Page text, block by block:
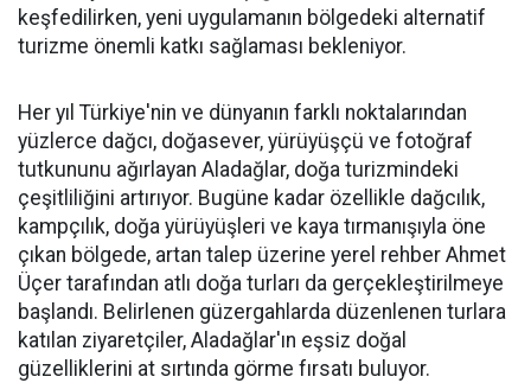
keşfedilirken, yeni uygulamanın bölgedeki alternatif
turizme önemli katkı sağlaması bekleniyor.
Her yıl Türkiye'nin ve dünyanın farklı noktalarından
yüzlerce dağcı, doğasever, yürüyüşçü ve fotoğraf
tutkununu ağırlayan Aladağlar, doğa turizmindeki
çeşitliliğini artırıyor. Bugüne kadar özellikle dağcılık,
kampçılık, doğa yürüyüşleri ve kaya tırmanışıyla öne
çıkan bölgede, artan talep üzerine yerel rehber Ahmet
Üçer tarafından atlı doğa turları da gerçekleştirilmeye
başlandı. Belirlenen güzergahlarda düzenlenen turlara
katılan ziyaretçiler, Aladağlar'ın eşsiz doğal
güzelliklerini at sırtında görme fırsatı buluyor.